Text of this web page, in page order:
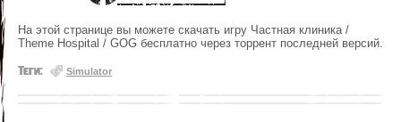
На этой странице вы можете скачать игру Частная клиника /
Theme Hospital / GOG бесплатно через торрент последней версий.
Теги: Simulator